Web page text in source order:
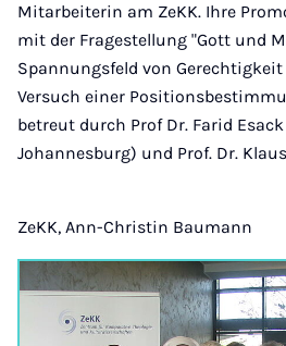
Mitarbeiterin am ZeKK. Ihre
mit der Fragestellung "Gott und
Spannungsfeld von
Versuch einer
betreut durch Prof Dr. Farid
Johannesburg) und Prof. Dr.
ZeKK, Ann-Christin Baumann